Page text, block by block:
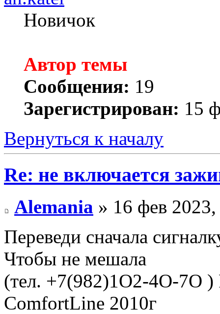
Новичок
Автор темы
Сообщения: 19
Зарегистрирован: 15
Вернуться к началу
Re: не включается
Alemania » 16 фев
Переведи сначала
Чтобы не мешала
(тел. +7(982)1O2-4O-7O
ComfortLine 2010г